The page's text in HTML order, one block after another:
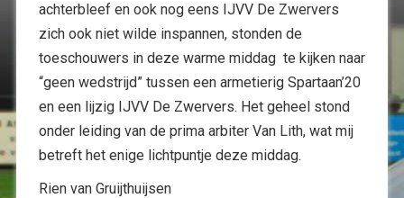
achterbleef en ook nog eens IJVV De Zwervers
zich ook niet wilde inspannen, stonden de
toeschouwers in deze warme middag te kijken naar
“geen wedstrijd” tussen een armetierig Spartaan’20
en een lijzig IJVV De Zwervers. Het geheel stond
onder leiding van de prima arbiter Van Lith, wat mij
betreft het enige lichtpuntje deze middag.
Rien van Gruijthuijsen